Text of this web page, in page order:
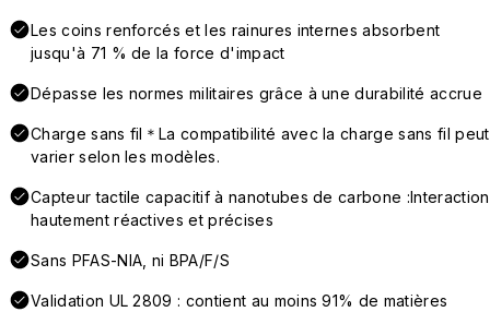
Les coins renforcés et les rainures internes absorbent
jusqu'à 71 % de la force d'impact
Dépasse les normes militaires grâce à une durabilité accrue
Charge sans fil＊La compatibilité avec la charge sans fil peut
varier selon les modèles.
Capteur tactile capacitif à nanotubes de carbone
hautement réactives et précises
Sans PFAS-NIA, ni BPA/F/S
Validation UL 2809 : contient au moins 91% de matières